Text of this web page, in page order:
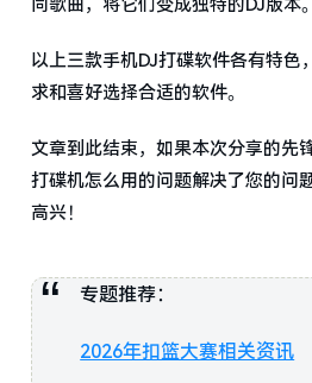
同歌曲，将它们变成独特的DJ版本。
以上三款手机DJ打碟软件各有特色
求和喜好选择合适的软件。
文章到此结束，如果本次分享的先
打碟机怎么用的问题解决了您的问
高兴！
专题推荐：
2026年扣篮大赛相关资讯